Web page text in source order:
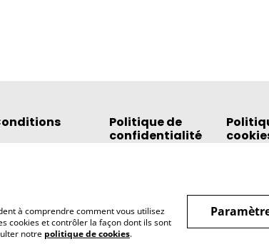
Politique de
confidentialité
à comprendre comment vous utilisez
cookies et contrôler la façon dont ils sont
notre politique de cookies.